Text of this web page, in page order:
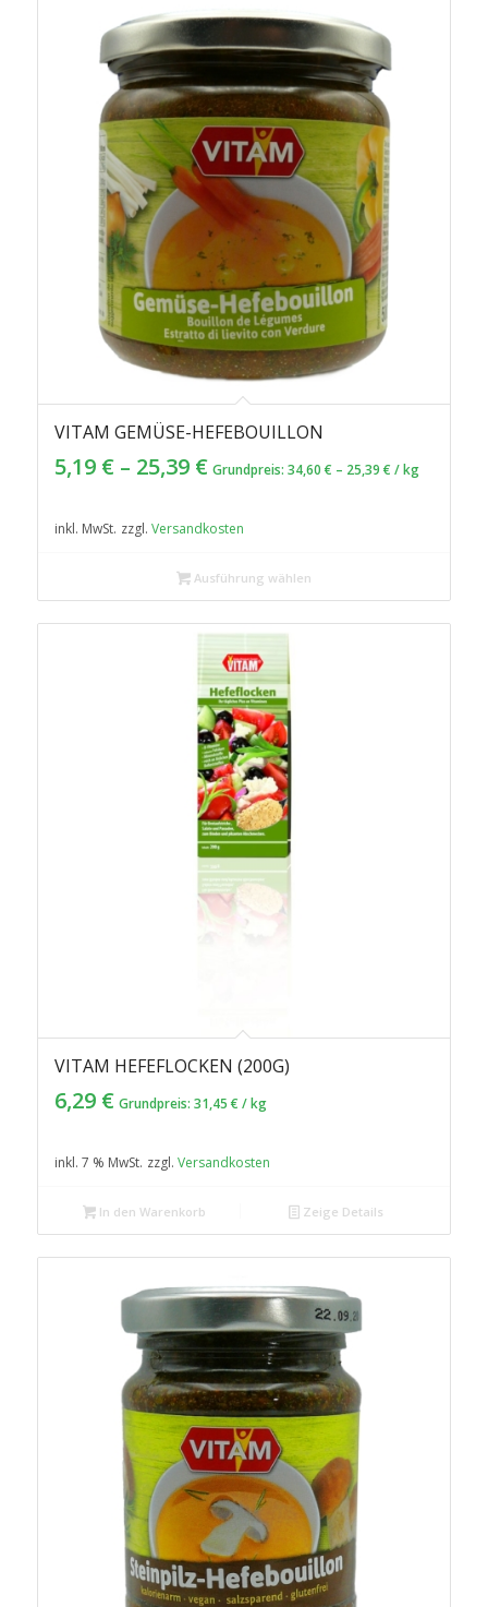
VITAM GEMÜSE-HEFEBOUILLON
5,19 €– 25,39 € Grundpreis: 34,60 € – 25,39 € /kg
inkl. MwSt. zzgl. Versandkosten
Ausführung wählen
5.00
VITAM HEFEFLOCKEN (200G)
6,29 € Grundpreis: 31,45 € /kg
inkl. 7 % MwSt. zzgl. Versandkosten
In den Warenkorb Zeige Details